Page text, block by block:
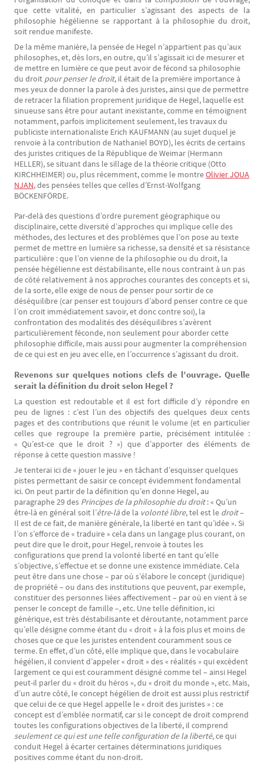
que cette vitalité, en particulier s’agissant des aspects de la
philosophie hégélienne se rapportant à la philosophie du droit,
soit rendue manifeste.
De la même manière, la pensée de Hegel n’appartient pas qu’aux
philosophes, et, dès lors, en outre, qu’il s’agissait ici de mesurer et
de mettre en lumière ce que peut avoir de fécond sa philosophie
du droit pour penser le droit, il était de la première importance à
mes yeux de donner la parole à des juristes, ainsi que de permettre
de retracer la filiation proprement juridique de Hegel, laquelle est
sinueuse sans être pour autant inexistante, comme en témoignent
notamment, parfois implicitement seulement, les travaux du
publiciste internationaliste Erich KAUFMANN (au sujet duquel je
renvoie à la contribution de Nathaniel BOYD), les écrits de certains
des juristes critiques de la République de Weimar (Hermann
HELLER), se situant dans le sillage de la théorie critique (Otto
KIRCHHEIMER) ou, plus récemment, comme le montreOlivier JOUA
NJAN, des pensées telles que celles d’Ernst-Wolfgang
BÖCKENFÖRDE.
Par-delà des questions d’ordre purement géographique ou
disciplinaire, cette diversité d’approches qui implique celle des
méthodes, des lectures et des problèmes que l’on pose au texte
permet de mettre en lumière sa richesse, sa densité et sa résistance
particulière : que l’on vienne de la philosophie ou du droit, la
pensée hégélienne est déstabilisante, elle nous contraint à un pas
de côté relativement à nos approches courantes des concepts et si,
de la sorte, elle exige de nous de penser pour sortir de ce
déséquilibre (car penser est toujours d’abord penser contre ce que
l’on croit immédiatement savoir, et donc contre soi), la
confrontation des modalités des déséquilibres s’avèrent
particulièrement féconde, non seulement pour aborder cette
philosophie difficile, mais aussi pour augmenter la compréhension
de ce qui est en jeu avec elle, en l’occurrence s’agissant du droit.
Revenons sur quelques notions clefs de l’ouvrage. Quelle
serait la définition du droit selon Hegel ?
La question est redoutable et il est fort difficile d’y répondre en
peu de lignes : c’est l’un des objectifs des quelques deux cents
pages et des contributions que réunit le volume (et en particulier
celles que regroupe la première partie, précisément intitulée :
« Qu’est-ce que le droit ? ») que d’apporter des éléments de
réponse à cette question massive !
Je tenterai ici de « jouer le jeu » en tâchant d’esquisser quelques
pistes permettant de saisir ce concept évidemment fondamental
ici. On peut partir de la définition qu’en donne Hegel, au
paragraphe 29 des Principes de la philosophie du droit: « Qu’un
être-là en général soit l’être-làde la volonté libre, tel est le droit–
Il est de ce fait, de manière générale, la liberté en tant qu’idée ». Si
l’on s’efforce de « traduire » cela dans un langage plus courant, on
peut dire que le droit, pour Hegel, renvoie à toutes les
configurations que prend la volonté liberté en tant qu’elle
s’objective, s’effectue et se donne une existence immédiate. Cela
peut être dans une chose – par où s’élabore le concept (juridique)
de propriété – ou dans des institutions que peuvent, par exemple,
constituer des personnes liées affectivement – par où en vient à se
penser le concept de famille –, etc. Une telle définition, ici
générique, est très déstabilisante et déroutante, notamment parce
qu’elle désigne comme étant du « droit » à la fois plus et moins de
choses que ce que les juristes entendent couramment sous ce
terme. En effet, d’un côté, elle implique que, dans le vocabulaire
hégélien, il convient d’appeler « droit » des « réalités » qui excèdent
largement ce qui est couramment désigné comme tel – ainsi Hegel
peut-il parler du « droit du héros », du « droit du monde », etc. Mais,
d’un autre côté, le concept hégélien de droit est aussi plus restrictif
que celui de ce que Hegel appelle le « droit des juristes » : ce
concept est d’emblée normatif, car si le concept de droit comprend
toutes les configurations objectives de la liberté, il comprend
seulement ce qui est une telle configuration de la liberté, ce qui
conduit Hegel à écarter certaines déterminations juridiques
positives comme étant du non-droit.